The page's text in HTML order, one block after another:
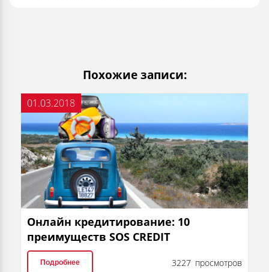
Похожие записи:
01.03.2018
Онлайн кредитирование: 10
преимуществ SOS CREDIT
Подробнее 3227 просмотров